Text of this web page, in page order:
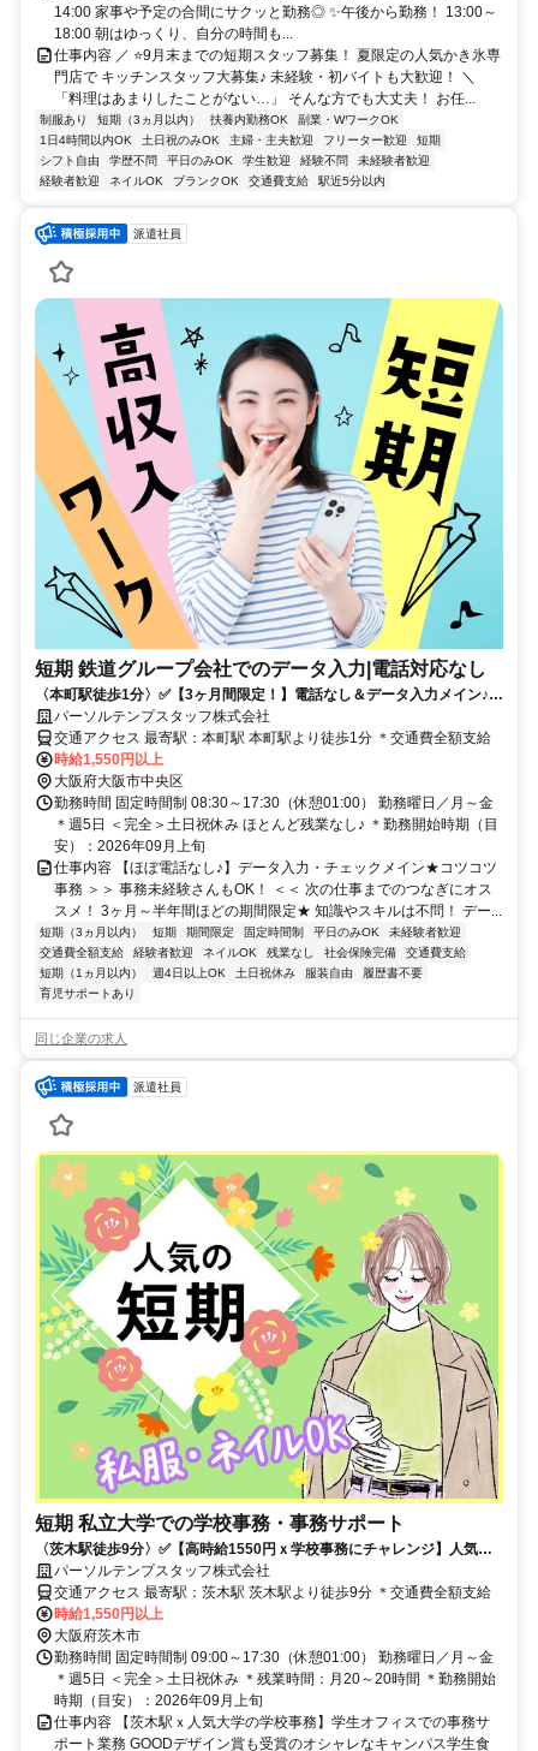
14:00 家事や予定の合間にサクッと勤務◎ ✨午後から勤務！ 13:00～
18:00 朝はゆっくり、自分の時間も...
仕事内容 ／ ⭐️9月末までの短期スタッフ募集！ 夏限定の人気かき氷専
門店で キッチンスタッフ大募集♪ 未経験・初バイトも大歓迎！ ＼
「料理はあまりしたことがない…」 そんな方でも大丈夫！ お任...
制服あり 短期（3ヵ月以内） 扶養内勤務OK
副業・WワークOK
1日4時間以内OK
土日祝のみOK 主婦・主夫歓迎 フリーター歓迎
短期
シフト自由
学歴不問 平日のみOK 学生歓迎 経験不問
未経験者歓迎
経験者歓迎
ネイルOK ブランクOK 交通費支給 駅近5分以内
派遣社員
短期 鉄道グループ会社でのデータ入力|電話対応なし
〈本町駅徒歩1分〉✅️【3ヶ月間限定！】電話なし＆データ入力メイン♪3
名募集★即日OK
パーソルテンプスタッフ株式会社
交通アクセス 最寄駅：本町駅 本町駅より徒歩1分 ＊交通費全額支給
時給1,550円以上
大阪府大阪市中央区
勤務時間 固定時間制 08:30～17:30（休憩01:00） 勤務曜日／月～金
＊週5日 ＜完全＞土日祝休み ほとんど残業なし♪ ＊勤務開始時期（目
安）：2026年09月上旬
仕事内容 【ほぼ電話なし♪】データ入力・チェックメイン★コツコツ
事務 ＞＞ 事務未経験さんもOK！ ＜＜ 次の仕事までのつなぎにオス
スメ！ 3ヶ月～半年間ほどの期間限定★ 知識やスキルは不問！ デー...
短期（3ヵ月以内） 短期 期間限定 固定時間制 平日のみOK
未経験者歓迎
交通費全額支給
経験者歓迎 ネイルOK 残業なし 社会保険完備
交通費支給
短期（1ヵ月以内）
週4日以上OK 土日祝休み 服装自由
履歴書不要
育児サポートあり
同じ企業の求人
派遣社員
短期 私立大学での学校事務・事務サポート
〈茨木駅徒歩9分〉✅️【高時給1550円ｘ学校事務にチャレンジ】人気の
お仕事です♪
パーソルテンプスタッフ株式会社
交通アクセス 最寄駅：茨木駅 茨木駅より徒歩9分 ＊交通費全額支給
時給1,550円以上
大阪府茨木市
勤務時間 固定時間制 09:00～17:30（休憩01:00） 勤務曜日／月～金
＊週5日 ＜完全＞土日祝休み ＊残業時間：月20～20時間 ＊勤務開始
時期（目安）：2026年09月上旬
仕事内容 【茨木駅ｘ人気大学の学校事務】学生オフィスでの事務サ
ポート業務 GOODデザイン賞も受賞のオシャレなキャンパス学生食